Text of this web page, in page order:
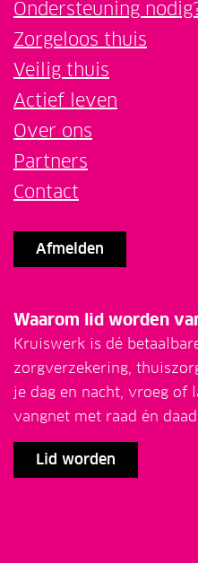
Ondersteuning
Zorgeloos thuis
Veilig thuis
Actief leven
Over ons
Partners
Contact
Afmelden
Waarom lid worden
Kruiswerk is dé
zorgverzekering,
je dag en nacht, vroeg of
vangnet met raad én
Lid worden